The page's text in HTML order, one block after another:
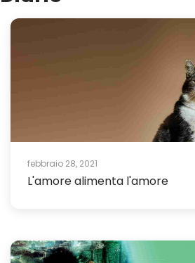
febbraio 28, 2021
L'amore alimenta l'amore